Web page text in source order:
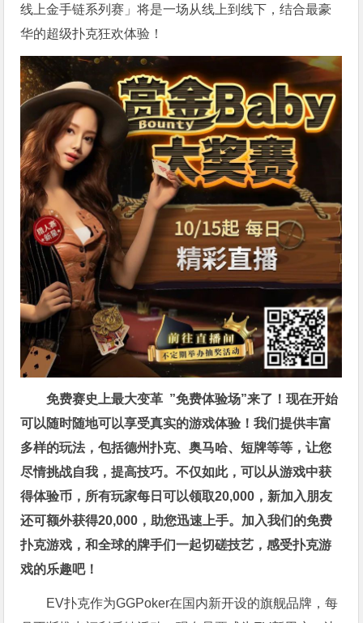
线上金手链系列赛」将是一场从线上到线下，结合最豪
华的超级扑克狂欢体验！
免费赛史上最大变革 ”免费体验场”来了！现在开始
可以随时随地可以享受真实的游戏体验！我们提供丰富
多样的玩法，包括德州扑克、奥马哈、短牌等等，让您
尽情挑战自我，提高技巧。不仅如此，可以从游戏中获
得体验币，所有玩家每日可以领取20,000，新加入朋友
还可额外获得20,000，助您迅速上手。 加入我们的免费
扑克游戏，和全球的牌手们一起切磋技艺，感受扑克游
戏的乐趣吧！
EV扑克作为GGPoker在国内新开设的旗舰品牌，每